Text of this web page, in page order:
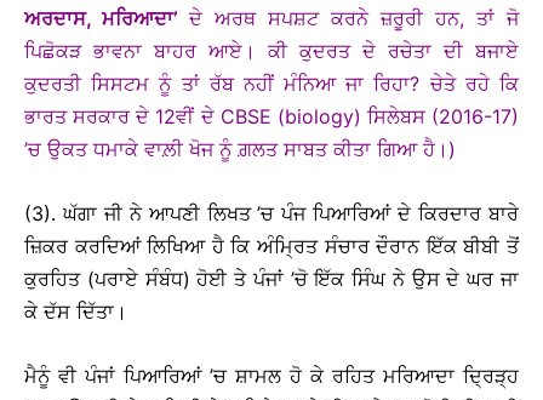
ਅਰਦਾਸ, ਮਰਿਆਦਾ’ ਦੇ ਅਰਥ ਸਪਸ਼ਟ ਕਰਨੇ ਜ਼ਰੂਰੀ ਹਨ, ਤਾਂ ਜੋ
ਪਿਛੋਕੜ ਭਾਵਨਾ ਬਾਹਰ ਆਏ। ਕੀ ਕੁਦਰਤ ਦੇ ਰਚੇਤਾ ਦੀ ਬਜਾਏ
ਕੁਦਰਤੀ ਸਿਸਟਮ ਨੂੰ ਤਾਂ ਰੱਬ ਨਹੀਂ ਮੰਨਿਆ ਜਾ ਰਿਹਾ? ਚੇਤੇ ਰਹੇ ਕਿ
ਭਾਰਤ ਸਰਕਾਰ ਦੇ 12ਵੀਂ ਦੇ CBSE (biology) ਸਿਲੇਬਸ (2016-17)
’ਚ ਉਕਤ ਧਮਾਕੇ ਵਾਲ਼ੀ ਖੋਜ ਨੂੰ ਗ਼ਲਤ ਸਾਬਤ ਕੀਤਾ ਗਿਆ ਹੈ।)
(3). ਘੱਗਾ ਜੀ ਨੇ ਆਪਣੀ ਲਿਖਤ ’ਚ ਪੰਜ ਪਿਆਰਿਆਂ ਦੇ ਕਿਰਦਾਰ ਬਾਰੇ
ਜ਼ਿਕਰ ਕਰਦਿਆਂ ਲਿਖਿਆ ਹੈ ਕਿ ਅੰਮ੍ਰਿਤ ਸੰਚਾਰ ਦੌਰਾਨ ਇੱਕ ਬੀਬੀ ਤੋਂ
ਕੁਰਹਿਤ (ਪਰਾਏ ਸੰਬੰਧ) ਹੋਈ ਤੇ ਪੰਜਾਂ ’ਚੋ ਇੱਕ ਸਿੰਘ ਨੇ ਉਸ ਦੇ ਘਰ ਜਾ
ਕੇ ਦੱਸ ਦਿੱਤਾ।
ਮੈਨੂੰ ਵੀ ਪੰਜਾਂ ਪਿਆਰਿਆਂ ’ਚ ਸ਼ਾਮਲ ਹੋ ਕੇ ਰਹਿਤ ਮਰਿਆਦਾ ਦ੍ਰਿੜ੍ਹ